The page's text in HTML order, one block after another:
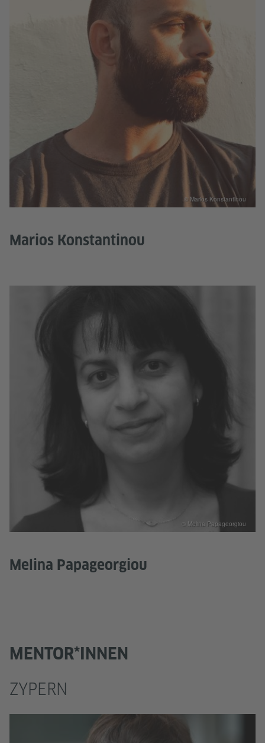
​Marios Konstantinou
​© Marios Konstantinou
Melina Papageorgiou
© Melina Papageorgiou
MENTOR*INNEN
ZYPERN